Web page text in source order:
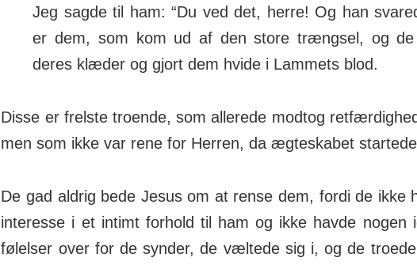
Jeg sagde til ham: “Du ved det, herre! Og han
er dem, som kom ud af den store trængsel, og
deres klæder og gjort dem hvide i Lammets blod.
Disse er frelste troende, som allerede modtog
men som ikke var rene for Herren, da ægte­skabet
De gad aldrig bede Jesus om at rense dem, fordi de ikke
inte­resse i et in­timt forhold til ham og ikke havde nogen
føl­elser over for de synder, de væl­tede sig i, og de